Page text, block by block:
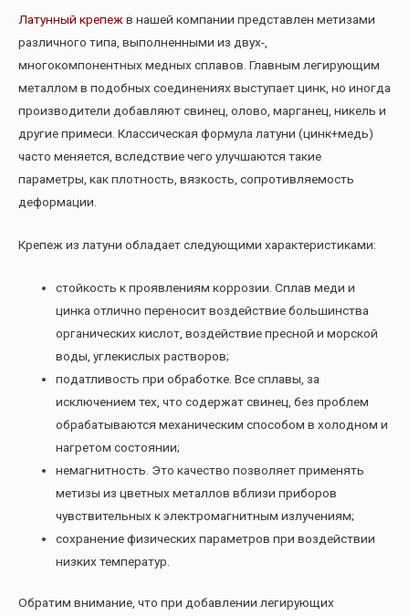
Латунный крепеж в нашей компании представлен метизами
различного типа, выполненными из двух-,
многокомпонентных медных сплавов. Главным легирующим
металлом в подобных соединениях выступает цинк, но иногда
производители добавляют свинец, олово, марганец, никель и
другие примеси. Классическая формула латуни (цинк+медь)
часто меняется, вследствие чего улучшаются такие
параметры, как плотность, вязкость, сопротивляемость
деформации.
Крепеж из латуни обладает следующими характеристиками:
стойкость к проявлениям коррозии. Сплав меди и
цинка отлично переносит воздействие большинства
органических кислот, воздействие пресной и морской
воды, углекислых растворов;
податливость при обработке. Все сплавы, за
исключением тех, что содержат свинец, без проблем
обрабатываются механическим способом в холодном и
нагретом состоянии;
немагнитность. Это качество позволяет применять
метизы из цветных металлов вблизи приборов
чувствительных к электромагнитным излучениям;
сохранение физических параметров при воздействии
низких температур.
Обратим внимание, что при добавлении легирующих